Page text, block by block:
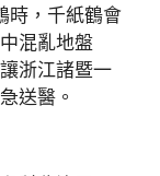
時，千紙鶴會
混亂地盤
浙江諸暨一
送醫。